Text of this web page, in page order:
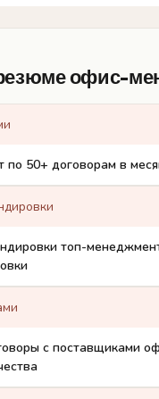
офис-
по 50+ договорам в
топ-
с поставщиками